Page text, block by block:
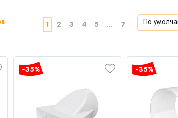
1 2 3 4 5 ... 7
-35% -35%